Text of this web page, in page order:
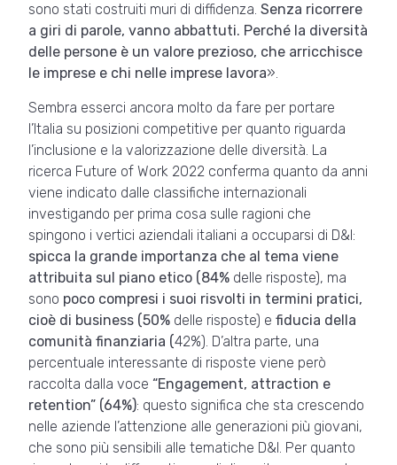
sono stati costruiti muri di diffidenza. Senza ricorrere
a giri di parole, vanno abbattuti. Perché la diversità
delle persone è un valore prezioso, che arricchisce
le imprese e chi nelle imprese lavora».
Sembra esserci ancora molto da fare per portare
l’Italia su posizioni competitive per quanto riguarda
l’inclusione e la valorizzazione delle diversità. La
ricerca Future of Work 2022 conferma quanto da anni
viene indicato dalle classifiche internazionali
investigando per prima cosa sulle ragioni che
spingono i vertici aziendali italiani a occuparsi di D&I:
spicca la grande importanza che al tema viene
attribuita sul piano etico (84% delle risposte), ma
sono poco compresi i suoi risvolti in termini pratici,
cioè di business (50% delle risposte) e fiducia della
comunità finanziaria (42%). D’altra parte, una
percentuale interessante di risposte viene però
raccolta dalla voce “Engagement, attraction e
retention” (64%): questo significa che sta crescendo
nelle aziende l’attenzione alle generazioni più giovani,
che sono più sensibili alle tematiche D&I. Per quanto